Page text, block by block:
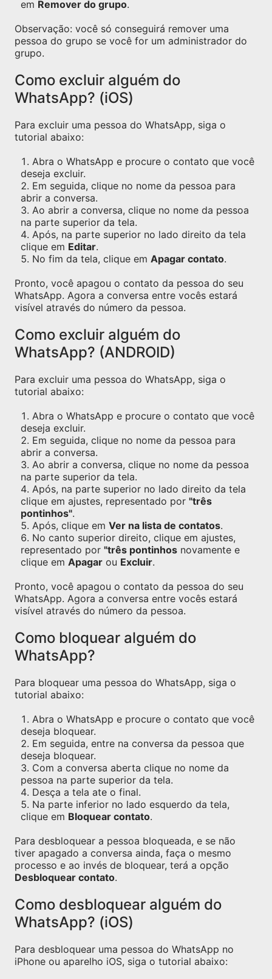
em Remover do grupo.
Observação: você só conseguirá remover uma
pessoa do grupo se você for um administrador do
grupo.
Como excluir alguém do
WhatsApp? (iOS)
Para excluir uma pessoa do WhatsApp, siga o
tutorial abaixo:
Abra o WhatsApp e procure o contato que você
deseja excluir.
Em seguida, clique no nome da pessoa para
abrir a conversa.
Ao abrir a conversa, clique no nome da pessoa
na parte superior da tela.
Após, na parte superior no lado direito da tela
clique em Editar.
No fim da tela, clique em Apagar contato.
Pronto, você apagou o contato da pessoa do seu
WhatsApp. Agora a conversa entre vocês estará
visível através do número da pessoa.
Como excluir alguém do
WhatsApp? (ANDROID)
Para excluir uma pessoa do WhatsApp, siga o
tutorial abaixo:
Abra o WhatsApp e procure o contato que você
deseja excluir.
Em seguida, clique no nome da pessoa para
abrir a conversa.
Ao abrir a conversa, clique no nome da pessoa
na parte superior da tela.
Após, na parte superior no lado direito da tela
clique em ajustes, representado por "três
pontinhos".
Após, clique em Ver na lista de contatos.
No canto superior direito, clique em ajustes,
representado por "três pontinhos novamente e
clique em Apagar ou Excluir.
Pronto, você apagou o contato da pessoa do seu
WhatsApp. Agora a conversa entre vocês estará
visível através do número da pessoa.
Como bloquear alguém do
WhatsApp?
Para bloquear uma pessoa do WhatsApp, siga o
tutorial abaixo:
Abra o WhatsApp e procure o contato que você
deseja bloquear.
Em seguida, entre na conversa da pessoa que
deseja bloquear.
Com a conversa aberta clique no nome da
pessoa na parte superior da tela.
Desça a tela ate o final.
Na parte inferior no lado esquerdo da tela,
clique em Bloquear contato.
Para desbloquear a pessoa bloqueada, e se não
tiver apagado a conversa ainda, faça o mesmo
processo e ao invés de bloquear, terá a opção
Desbloquear contato.
Como desbloquear alguém do
WhatsApp? (iOS)
Para desbloquear uma pessoa do WhatsApp no
iPhone ou aparelho iOS, siga o tutorial abaixo: